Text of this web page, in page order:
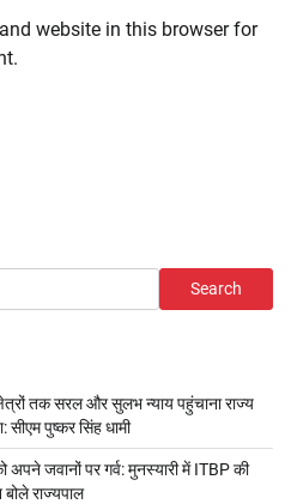
website in this browser for
Search
तक सरल और सुलभ न्याय पहुंचाना राज्य
सीएम पुष्कर सिंह धामी
अपने जवानों पर गर्व: मुनस्यारी में ITBP की
बोले राज्यपाल